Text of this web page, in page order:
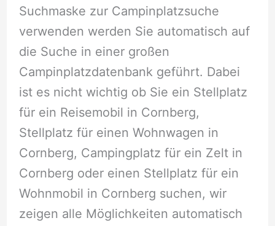
Suchmaske zur Campinplatzsuche
verwenden werden Sie automatisch auf
die Suche in einer großen
Campinplatzdatenbank geführt. Dabei
ist es nicht wichtig ob Sie ein Stellplatz
für ein Reisemobil in Cornberg,
Stellplatz für einen Wohnwagen in
Cornberg, Campingplatz für ein Zelt in
Cornberg oder einen Stellplatz für ein
Wohnmobil in Cornberg suchen, wir
zeigen alle Möglichkeiten automatisch